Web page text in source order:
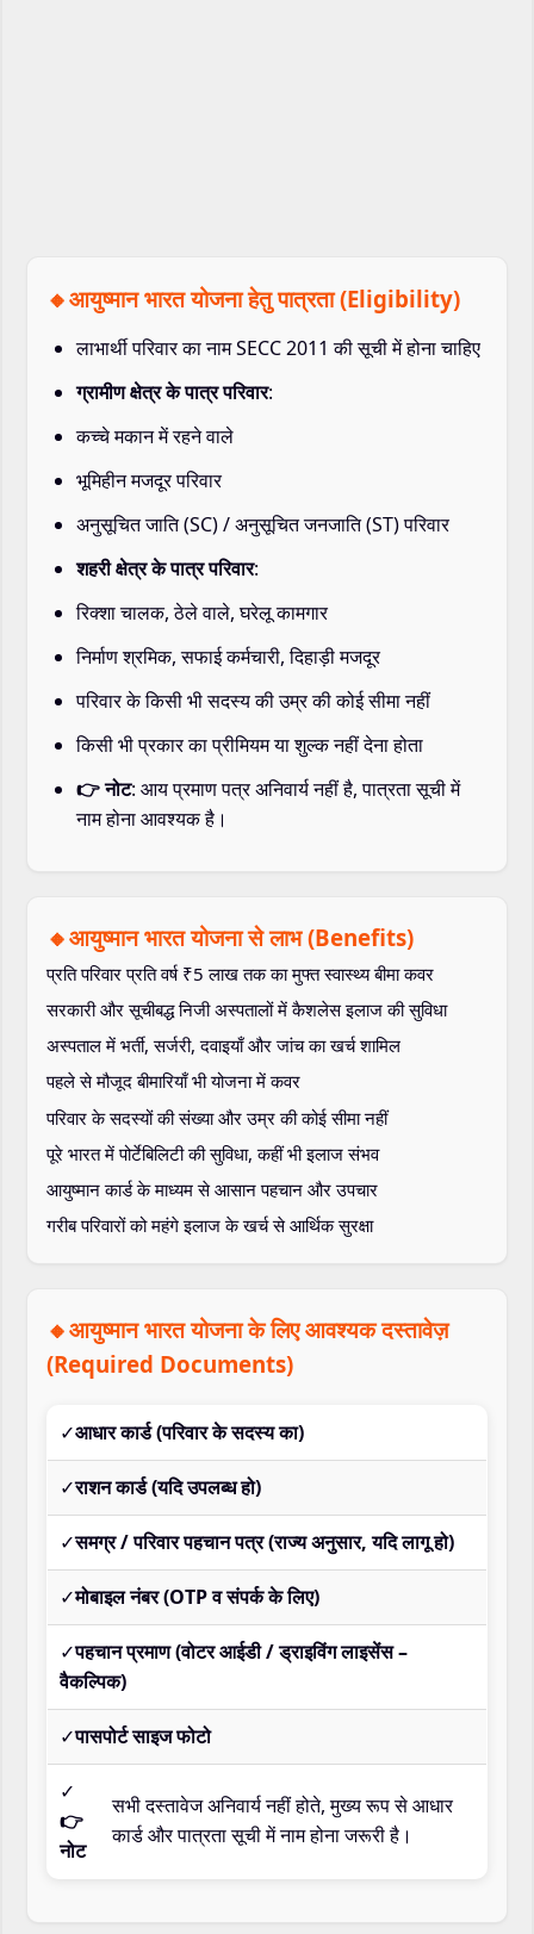
🔸आयुष्मान भारत योजना हेतु पात्रता (Eligibility)
लाभार्थी परिवार का नाम SECC 2011 की सूची में होना चाहिए
ग्रामीण क्षेत्र के पात्र परिवार:
कच्चे मकान में रहने वाले
भूमिहीन मजदूर परिवार
अनुसूचित जाति (SC) / अनुसूचित जनजाति (ST) परिवार
शहरी क्षेत्र के पात्र परिवार:
रिक्शा चालक, ठेले वाले, घरेलू कामगार
निर्माण श्रमिक, सफाई कर्मचारी, दिहाड़ी मजदूर
परिवार के किसी भी सदस्य की उम्र की कोई सीमा नहीं
किसी भी प्रकार का प्रीमियम या शुल्क नहीं देना होता
👉 नोट: आय प्रमाण पत्र अनिवार्य नहीं है, पात्रता सूची में
नाम होना आवश्यक है।
🔸आयुष्मान भारत योजना से लाभ (Benefits)
प्रति परिवार प्रति वर्ष ₹5 लाख तक का मुफ्त स्वास्थ्य बीमा कवर
सरकारी और सूचीबद्ध निजी अस्पतालों में कैशलेस इलाज की सुविधा
अस्पताल में भर्ती, सर्जरी, दवाइयाँ और जांच का खर्च शामिल
पहले से मौजूद बीमारियाँ भी योजना में कवर
परिवार के सदस्यों की संख्या और उम्र की कोई सीमा नहीं
पूरे भारत में पोर्टेबिलिटी की सुविधा, कहीं भी इलाज संभव
आयुष्मान कार्ड के माध्यम से आसान पहचान और उपचार
गरीब परिवारों को महंगे इलाज के खर्च से आर्थिक सुरक्षा
🔸आयुष्मान भारत योजना के लिए आवश्यक दस्तावेज़
(Required Documents)
✓आधार कार्ड (परिवार के सदस्य का)
✓राशन कार्ड (यदि उपलब्ध हो)
✓समग्र / परिवार पहचान पत्र (राज्य अनुसार, यदि लागू हो)
✓मोबाइल नंबर (OTP व संपर्क के लिए)
✓पहचान प्रमाण (वोटर आईडी / ड्राइविंग लाइसेंस –
वैकल्पिक)
✓पासपोर्ट साइज फोटो
✓
👉
नोट
सभी दस्तावेज अनिवार्य नहीं होते, मुख्य रूप से आधार
कार्ड और पात्रता सूची में नाम होना जरूरी है।